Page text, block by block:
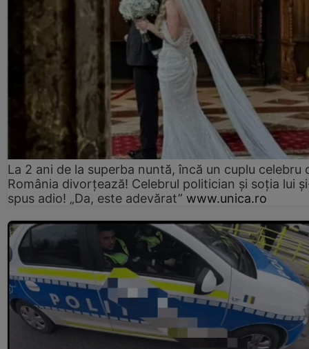
La 2 ani de la superba nuntă, încă un cuplu celebru
România divorțează! Celebrul politician și soția lui
spus adio! „Da, este adevărat” www.unica.ro